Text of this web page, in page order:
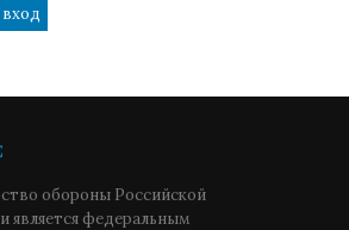
обороны Российской
является федеральным